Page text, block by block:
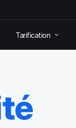
Tarification